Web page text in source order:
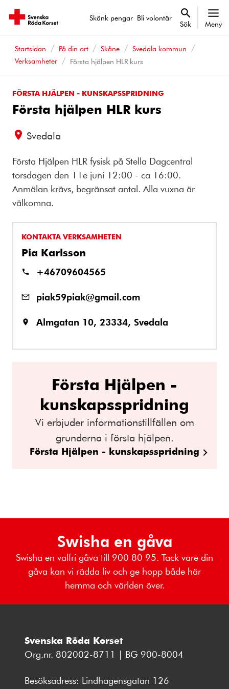
Skänk pengar Bli volontär
Sök Meny
Startsidan På din ort Skåne
Svedala kommun
Verksamheter
Första hjälpen HLR kurs
FÖRSTA HJÄLPEN - KUNSKAPSSPRIDNING
Första hjälpen HLR kurs
Svedala
Första Hjälpen HLR fysisk på Stella Dagcentral
torsdagen den 11e juni 12:00 - ca 16:00.
Anmälan krävs, begränsat antal. Alla vuxna är
välkomna.
KONTAKTA VERKSAMHETEN
Pia Karlsson
+46709604565
piak59piak@gmail.com
Almgatan 10, 23334, Svedala
Första Hjälpen -
kunskapsspridning
Vi erbjuder informationstillfällen om
grunderna i första hjälpen.
Första Hjälpen - kunskapsspridning
Swisha en gåva
Swisha en valfri gåva till 900 80 95. Tack vare din
gåva kan vi rädda liv och ge hopp både här
hemma och världen över.
Svenska Röda Korset
Org.nr. 802002-8711 | BG 900-8004
Besöksadress: Lindhagensgatan 126